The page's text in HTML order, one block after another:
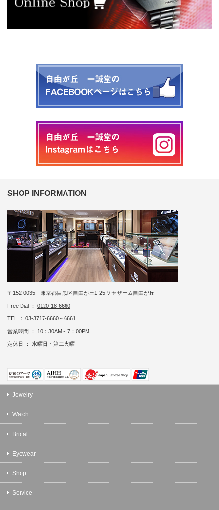
SHOP INFORMATION
〒152-0035 東京都目黒区自由が丘1-25-9 セザーム自由が丘
Free Dial ： 0120-18-6660
TEL ： 03-3717-6660～6661
営業時間 ： 10：30AM～7：00PM
定休日 ： 水曜日・第二火曜
Jewelry
Watch
Bridal
Eyewear
Shop
Service